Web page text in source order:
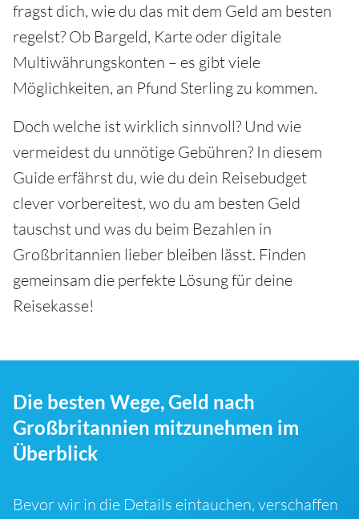
fragst dich, wie du das mit dem Geld am besten
regelst? Ob Bargeld, Karte oder digitale
Multiwährungskonten – es gibt viele
Möglichkeiten, an Pfund Sterling zu kommen.
Doch welche ist wirklich sinnvoll? Und wie
vermeidest du unnötige Gebühren? In diesem
Guide erfährst du, wie du dein Reisebudget
clever vorbereitest, wo du am besten Geld
tauschst und was du beim Bezahlen in
Großbritannien lieber bleiben lässt. Finden
gemeinsam die perfekte Lösung für deine
Reisekasse!
Die besten Wege, Geld nach
Großbritannien mitzunehmen im
Überblick
Bevor wir in die Details eintauchen, verschaffen